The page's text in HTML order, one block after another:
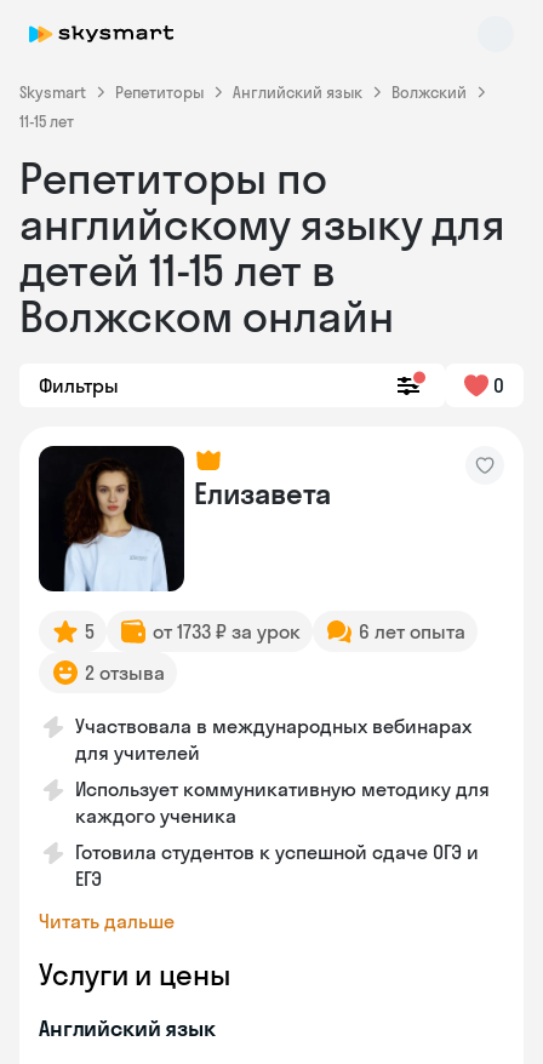
Skysmart Репетиторы Английский язык
Волжский
11-15 лет
Репетиторы по
английскому языку для
детей 11-15 лет в
Волжском онлайн
Фильтры 0
Елизавета
5 от 1733 ₽ за урок
6 лет опыта
2 отзыва
Участвовала в международных вебинарах
для учителей
Использует коммуникативную методику для
каждого ученика
Готовила студентов к успешной сдаче ОГЭ и
ЕГЭ
Читать дальше
Услуги и цены
Английский язык
Skysmart Chat